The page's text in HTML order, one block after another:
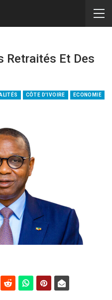
Retraités Et Des
CÔTE D'IVOIRE ECONOMIE